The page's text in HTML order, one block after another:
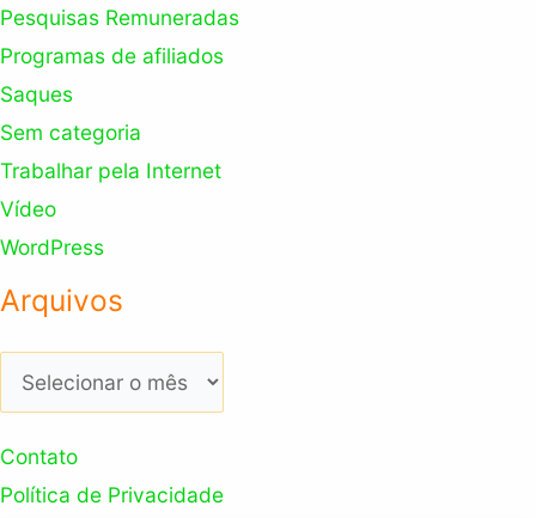
Pesquisas Remuneradas
Programas de afiliados
Saques
Sem categoria
Trabalhar pela Internet
Vídeo
WordPress
Arquivos
Arquivos
Contato
Política de Privacidade